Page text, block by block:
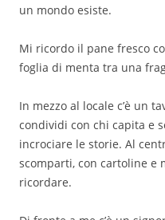
un mondo esiste.
Mi ricordo il pane fresco
foglia di menta tra una
In mezzo al locale c’è un
condividi con chi capita e
incrociare le storie. Al
scomparti, con cartoline e
ricordare.